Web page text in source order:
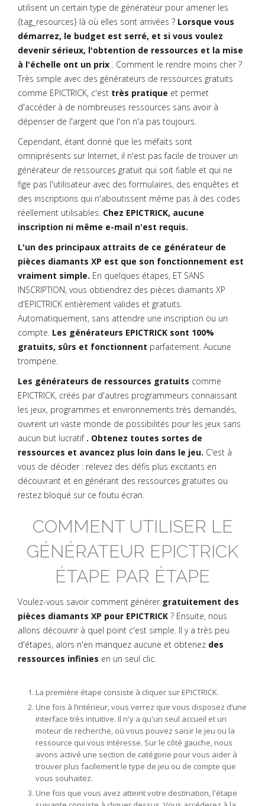
utilisent un certain type de générateur pour amener les
{tag_resources} là où elles sont arrivées ? Lorsque vous
démarrez, le budget est serré, et si vous voulez
devenir sérieux, l'obtention de ressources et la mise
à l'échelle ont un prix . Comment le rendre moins cher ?
Très simple avec des générateurs de ressources gratuits
comme EPICTRICK, c'est très pratique et permet
d'accéder à de nombreuses ressources sans avoir à
dépenser de l'argent que l'on n'a pas toujours.
Cependant, étant donné que les méfaits sont
omniprésents sur Internet, il n'est pas facile de trouver un
générateur de ressources gratuit qui soit fiable et qui ne
fige pas l'utilisateur avec des formulaires, des enquêtes et
des inscriptions qui n'aboutissent même pas à des codes
réellement utilisables. Chez EPICTRICK, aucune
inscription ni même e-mail n'est requis.
L'un des principaux attraits de ce générateur de
pièces diamants XP est que son fonctionnement est
vraiment simple. En quelques étapes, ET SANS
INSCRIPTION, vous obtiendrez des pièces diamants XP
d'EPICTRICK entièrement valides et gratuits.
Automatiquement, sans attendre une inscription ou un
compte. Les générateurs EPICTRICK sont 100%
gratuits, sûrs et fonctionnent parfaitement. Aucune
tromperie.
Les générateurs de ressources gratuits comme
EPICTRICK, créés par d'autres programmeurs connaissant
les jeux, programmes et environnements très demandés,
ouvrent un vaste monde de possibilités pour les jeux sans
aucun but lucratif . Obtenez toutes sortes de
ressources et avancez plus loin dans le jeu. C'est à
vous de décider : relevez des défis plus excitants en
découvrant et en générant des ressources gratuites ou
restez bloqué sur ce foutu écran.
COMMENT UTILISER LE
GÉNÉRATEUR EPICTRICK
ÉTAPE PAR ÉTAPE
Voulez-vous savoir comment générer gratuitement des
pièces diamants XP pour EPICTRICK ? Ensuite, nous
allons découvrir à quel point c'est simple. Il y a très peu
d'étapes, alors n'en manquez aucune et obtenez des
ressources infinies en un seul clic.
La première étape consiste à cliquer sur EPICTRICK.
Une fois à l’intérieur, vous verrez que vous disposez d’une
interface très intuitive. Il n'y a qu'un seul accueil et un
moteur de recherche, où vous pouvez saisir le jeu ou la
ressource qui vous intéresse. Sur le côté gauche, nous
avons activé une section de catégorie pour vous aider à
trouver plus facilement le type de jeu ou de compte que
vous souhaitez.
Une fois que vous avez atteint votre destination, l'étape